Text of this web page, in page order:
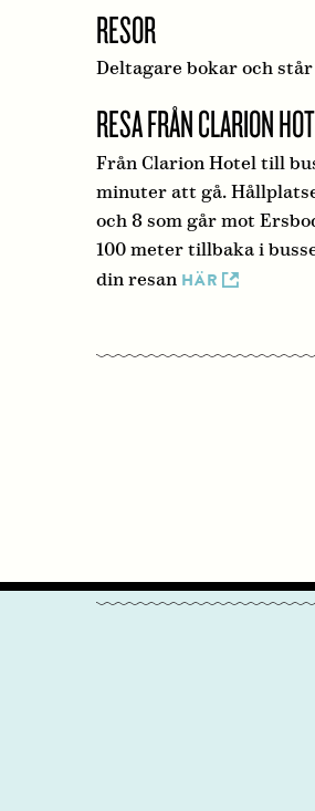
RESOR
Deltagare bokar och
RESA FRÅN CLARION
Från Clarion Hotel till
minuter att gå.
och 8 som går mot
100 meter tillbaka i
din resan HÄR